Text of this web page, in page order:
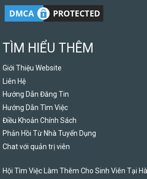
TÌM HIỂU THÊM
Giới Thiệu Website
Liên Hệ
Hướng Dẫn Đăng Tin
Hướng Dẫn Tìm Việc
Điều Khoản Chính Sách
Phản Hồi Từ Nhà Tuyển Dụng
Chat với quản trị viên
Hội Tìm Việc Làm Thêm Cho Sinh Viên Tại